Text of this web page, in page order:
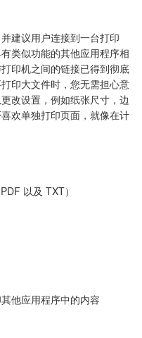
建议用户连接到一台打印
类似功能的其他应用程序相
印机之间的链接已得到彻底
印大文件时，您无需担心意
改设置，例如纸张尺寸，边
欢单独打印页面，就像在计
以及 TXT）
他应用程序中的内容